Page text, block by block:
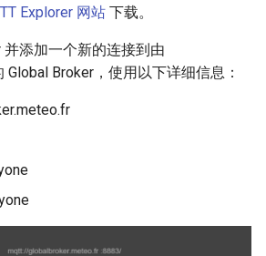
Explorer 网站 下载。
并添加一个新的连接到由
Global Broker，使用以下详细信息：